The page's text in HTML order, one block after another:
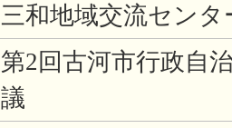
三和地域交流セン
第2回古河市行政自
議